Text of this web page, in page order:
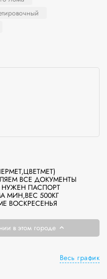
ВСЕ ДОКУМЕНТЫ
НУЖЕН ПАСПОРТ
МИН,ВЕС 500КГ
ВОСКРЕСЕНЬЯ
в этом городе
Весь график